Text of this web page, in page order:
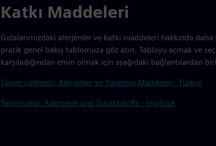
Katkı Maddeleri
Gıdalarımızdaki alerjenler ve katkı maddeleri hakkında
pratik genel bakış tablomuza göz atın. Tabloyu açmak ve
karşıladığından emin olmak için aşağıdaki bağlantılardan
Tanım çizelgesi: Alerjenler ve Yardımcı Maddeler - Türkçe
Tanımlama: Allergene und Zusatzstoffe - İngilizce